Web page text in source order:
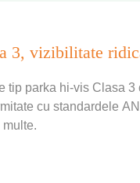
tip parka hi-vis Clasa 3
cu standardele